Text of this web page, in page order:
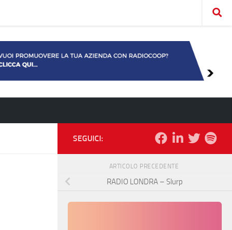
SEGUICI:
ARTICOLO PRECEDENTE
RADIO LONDRA – Slurp